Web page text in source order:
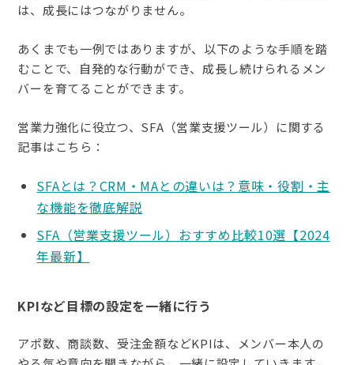
は、成長にはつながりません。
あくまでも一例ではありますが、以下のような手順を踏
むことで、自発的な行動ができ、成長し続けられるメン
バーを育てることができます。
営業力強化に役立つ、SFA（営業支援ツール）に関する
記事はこちら：
SFAとは？CRM・MAとの違いは？意味・役割・主
な機能を徹底解説
SFA（営業支援ツール）おすすめ比較10選【2024
年最新】
KPIなど目標の設定を一緒に行う
アポ数、商談数、受注金額などKPIは、メンバー本人の